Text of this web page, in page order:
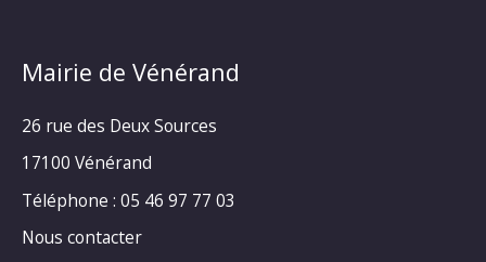
Mairie de Vénérand
26 rue des Deux Sources
17100 Vénérand
Téléphone : 05 46 97 77 03
Nous contacter